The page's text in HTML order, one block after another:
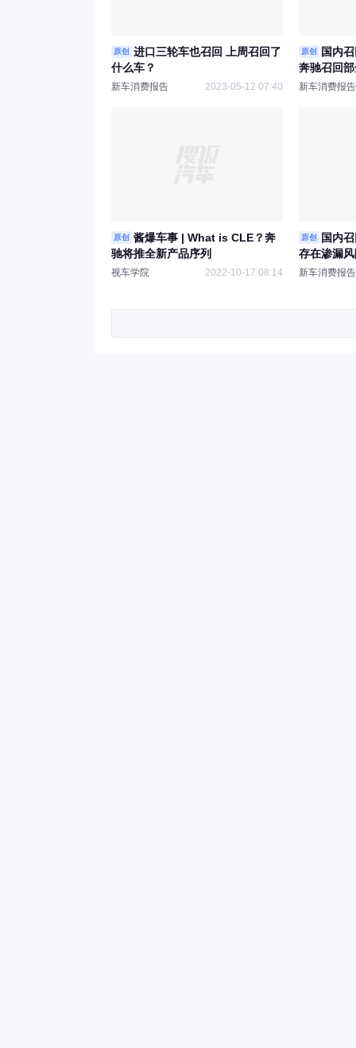
原创
进口三轮车也召回 上周召回了
什么车？
新车消费报告 2023-05-12 07:40
原创
国内
奔驰召回
新车消费报告
原创
酱爆车事 | What is CLE？奔
驰将推全新产品序列
视车学院 2022-10-17 08:14
原创
国内
存在渗漏
级/CLA
新车消费报告